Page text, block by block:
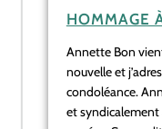
HOMMAGE
Annette Bon
nouvelle et
condoléance.
et syndicalement